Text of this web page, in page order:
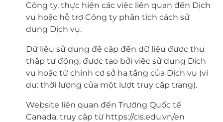
Công ty, thực hiện các việc liên quan đến Dịch
vụ hoặc hỗ trợ Công ty phân tích cách sử
dụng Dịch vụ.
Dữ liệu sử dụng đề cập đến dữ liệu được thu
thập tự động, được tạo bởi việc sử dụng Dịch
vụ hoặc từ chính cơ sở hạ tầng của Dịch vụ (ví
dụ: thời lượng của một lượt truy cập trang).
Website liên quan đến Trường Quốc tế
Canada, truy cập từ https://cis.edu.vn/en